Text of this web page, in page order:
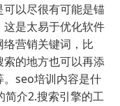
以尽很有可能是锚
是太易于优化软件
营销关键词，比
的地方也可以再添
。seo培训内容是什
简介2.搜索引擎的工